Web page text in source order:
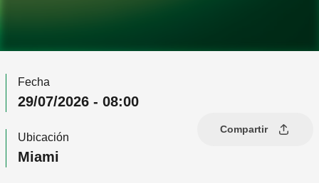
Fecha
29/07/2026 - 08:00
Ubicación
Miami
Compartir